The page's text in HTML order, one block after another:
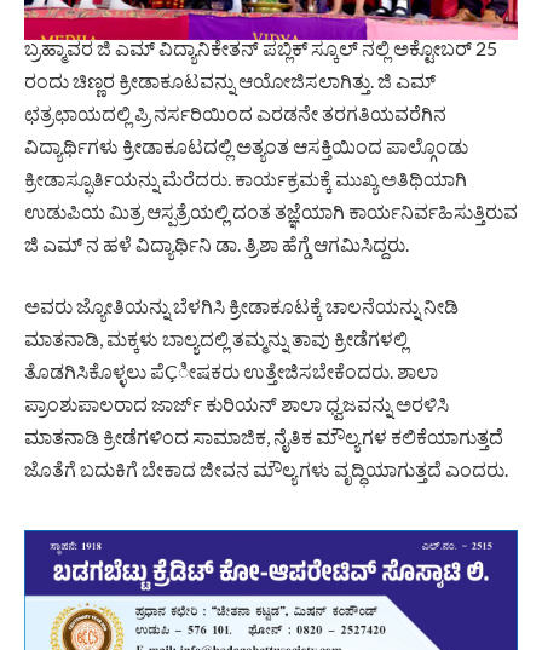
ಬ್ರಹ್ಮಾವರ ಜಿ ಎಮ್ ವಿದ್ಯಾನಿಕೇತನ್ ಪಬ್ಲಿಕ್ ಸ್ಕೂಲ್ ನಲ್ಲಿ ಅಕ್ಟೋಬರ್ 25
ರಂದು ಚಿಣ್ಣರ ಕ್ರೀಡಾಕೂಟವನ್ನು ಆಯೋಜಿಸಲಾಗಿತ್ತು. ಜಿ ಎಮ್
ಛತ್ರಛಾಯದಲ್ಲಿ ಪ್ರಿ ನರ್ಸರಿಯಿಂದ ಎರಡನೇ ತರಗತಿಯವರೆಗಿನ
ವಿದ್ಯಾರ್ಥಿಗಳು ಕ್ರೀಡಾಕೂಟದಲ್ಲಿ ಅತ್ಯಂತ ಆಸಕ್ತಿಯಿಂದ ಪಾಲ್ಗೊಂಡು
ಕ್ರೀಡಾಸ್ಫೂರ್ತಿಯನ್ನು ಮೆರೆದರು. ಕಾರ್ಯಕ್ರಮಕ್ಕೆ ಮುಖ್ಯ ಅತಿಥಿಯಾಗಿ
ಉಡುಪಿಯ ಮಿತ್ರ ಆಸ್ಪತ್ರೆಯಲ್ಲಿ ದಂತ ತಜ್ಞೆಯಾಗಿ ಕಾರ್ಯನಿರ್ವಹಿಸುತ್ತಿರುವ
ಜಿ ಎಮ್ ನ ಹಳೆ ವಿದ್ಯಾರ್ಥಿನಿ ಡಾ. ತ್ರಿಶಾ ಹೆಗ್ಡೆ ಆಗಮಿಸಿದ್ದರು.
ಅವರು ಜ್ಯೋತಿಯನ್ನು ಬೆಳಗಿಸಿ ಕ್ರೀಡಾಕೂಟಕ್ಕೆ ಚಾಲನೆಯನ್ನು ನೀಡಿ
ಮಾತನಾಡಿ, ಮಕ್ಕಳು ಬಾಲ್ಯದಲ್ಲಿ ತಮ್ಮನ್ನು ತಾವು ಕ್ರೀಡೆಗಳಲ್ಲಿ
ತೊಡಗಿಸಿಕೊಳ್ಳಲು ಪೆÇೀಷಕರು ಉತ್ತೇಜಿಸಬೇಕೆಂದರು. ಶಾಲಾ
ಪ್ರಾಂಶುಪಾಲರಾದ ಜಾರ್ಜ್ ಕುರಿಯನ್ ಶಾಲಾ ಧ್ವಜವನ್ನು ಅರಳಿಸಿ
ಮಾತನಾಡಿ ಕ್ರೀಡೆಗಳಿಂದ ಸಾಮಾಜಿಕ, ನೈತಿಕ ಮೌಲ್ಯಗಳ ಕಲಿಕೆಯಾಗುತ್ತದೆ
ಜೊತೆಗೆ ಬದುಕಿಗೆ ಬೇಕಾದ ಜೀವನ ಮೌಲ್ಯಗಳು ವೃದ್ಧಿಯಾಗುತ್ತದೆ ಎಂದರು.